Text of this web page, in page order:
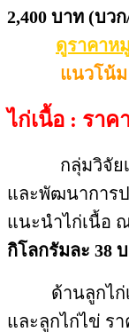
2,400 บาท (บว
ดูราคาห
แนวโน้ม
ไก่เนื้อ : ราค
กลุ่มวิจัยเศร
และพัฒนาการ
แนะนำไก่เนื้อ
กิโลกรัมละ 38
ด้านลูกไก่เนื้
และลูกไก่ไข่ รา